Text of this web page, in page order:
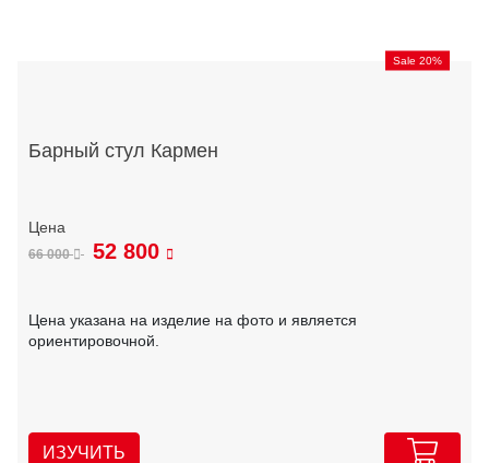
Sale 20%
Барный стул Кармен
66 000 52 800
Цена указана на изделие на фото и является
ориентировочной.
ИЗУЧИТЬ